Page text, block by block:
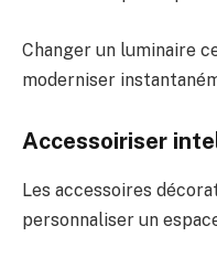
Changer un luminaire
moderniser
Accessoiriser
Les accessoires
personnaliser un